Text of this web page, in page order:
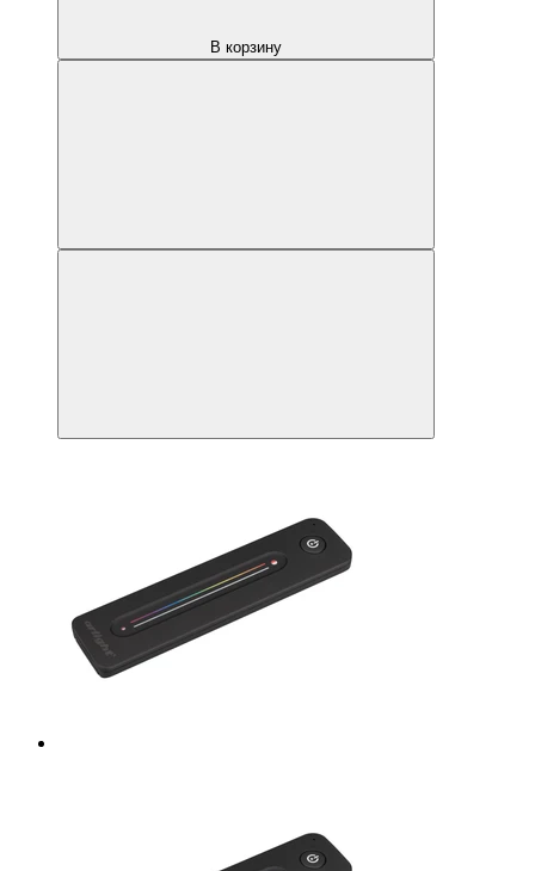
В корзину